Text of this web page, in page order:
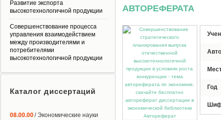
АВТОРЕФЕРАТА
Автореферат
Год
Развитие экспорта
высокотехнологичной продукции
Совершенствование процесса
управления взаимодействием
между производителями и
потребителями
высокотехнологичной продукции
Каталог диссертаций
08.00.00/ Экономические науки